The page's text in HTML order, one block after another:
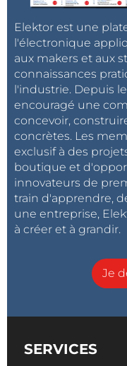
Elektor est une
l'électronique
aux makers et aux
connaissances
l'industrie. Depuis
encouragé une
concevoir,
concrètes. Les
exclusif à des
boutique et
innovateurs de
train d'apprendre,
une entreprise,
à créer et à grandir.
Je
SERVICES